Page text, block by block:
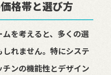
格帯と選び方
を考えると、多くの選
れません。特にシステ
ンの機能性とデザイン